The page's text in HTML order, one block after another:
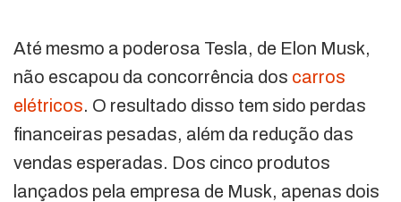
Até mesmo a poderosa Tesla, de Elon Musk,
não escapou da concorrência dos carros
elétricos. O resultado disso tem sido perdas
financeiras pesadas, além da redução das
vendas esperadas. Dos cinco produtos
lançados pela empresa de Musk, apenas dois